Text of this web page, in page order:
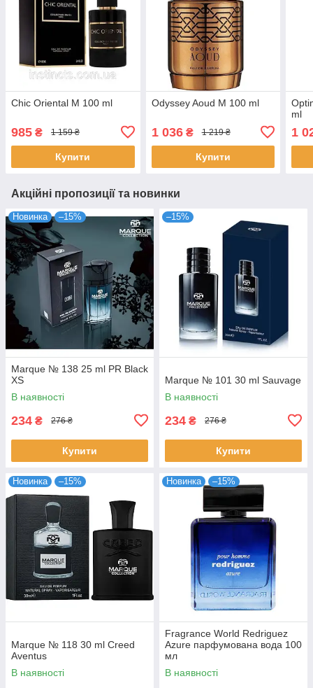
Chic Oriental M 100 ml
985 ₴ 1 159 ₴
Купити
Odyssey Aoud M 100 ml
1 036₴ 1 219 ₴
Купити
ml
1
Акційні пропозиції та новинки
Новинка –15%
Marque № 138 25 ml PR Black
XS
В наявності
234 ₴ 276 ₴
Купити
–15%
Marque № 101 30 ml Sauvage
В наявності
234 ₴ 276 ₴
Купити
Новинка –15%
Marque № 118 30 ml Creed
Aventus
В наявності
Новинка –15%
Fragrance World Redriguez
Azure парфумована вода 100
мл
В наявності